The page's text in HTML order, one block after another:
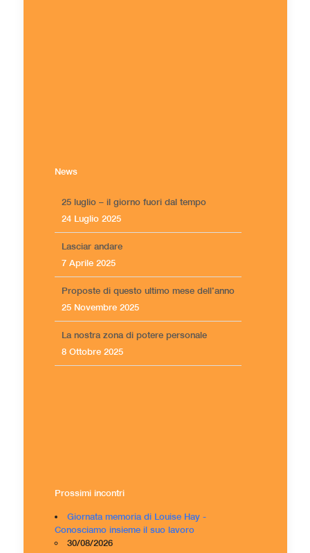
News
25 luglio – il giorno fuori dal tempo
24 Luglio 2025
Lasciar andare
7 Aprile 2025
Proposte di questo ultimo mese dell’anno
25 Novembre 2025
La nostra zona di potere personale
8 Ottobre 2025
Prossimi incontri
Giornata memoria di Louise Hay -
Conosciamo insieme il suo lavoro
30/08/2026